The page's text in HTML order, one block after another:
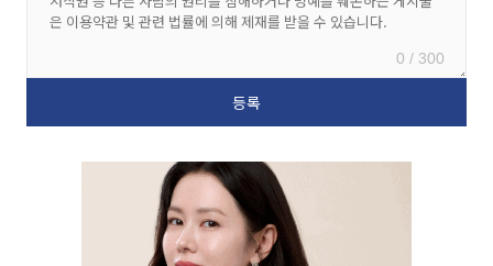
0 / 300